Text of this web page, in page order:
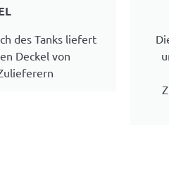
des Tanks liefert
Deckel von